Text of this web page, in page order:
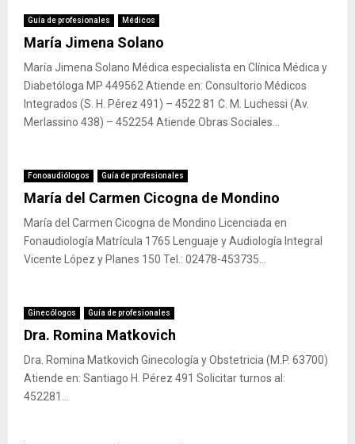
Guía de profesionales Médicos
María Jimena Solano
María Jimena Solano Médica especialista en Clínica Médica y
Diabetóloga MP 449562 Atiende en: Consultorio Médicos
Integrados (S. H. Pérez 491) – 4522 81 C. M. Luchessi (Av.
Merlassino 438) – 452254 Atiende Obras Sociales...
Fonoaudiólogos Guía de profesionales
María del Carmen Cicogna de Mondino
María del Carmen Cicogna de Mondino Licenciada en
Fonaudiología Matrícula 1765 Lenguaje y Audiología Integral
Vicente López y Planes 150 Tel.: 02478-453735...
Ginecólogos Guía de profesionales
Dra. Romina Matkovich
Dra. Romina Matkovich Ginecología y Obstetricia (M.P. 63700)
Atiende en: Santiago H. Pérez 491 Solicitar turnos al:
452281...